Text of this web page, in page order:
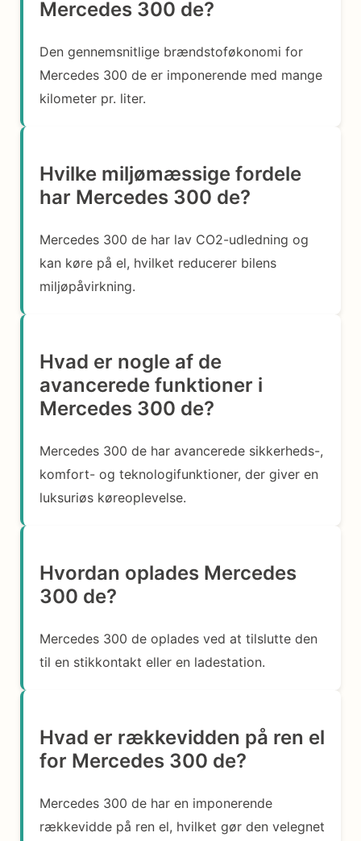
Mercedes 300 de?
Den gennemsnitlige brændstoføkonomi for
Mercedes 300 de er imponerende med mange
kilometer pr. liter.
Hvilke miljømæssige fordele
har Mercedes 300 de?
Mercedes 300 de har lav CO2-udledning og
kan køre på el, hvilket reducerer bilens
miljøpåvirkning.
Hvad er nogle af de
avancerede funktioner i
Mercedes 300 de?
Mercedes 300 de har avancerede sikkerheds-,
komfort- og teknologifunktioner, der giver en
luksuriøs køreoplevelse.
Hvordan oplades Mercedes
300 de?
Mercedes 300 de oplades ved at tilslutte den
til en stikkontakt eller en ladestation.
Hvad er rækkevidden på ren el
for Mercedes 300 de?
Mercedes 300 de har en imponerende
rækkevidde på ren el, hvilket gør den velegnet